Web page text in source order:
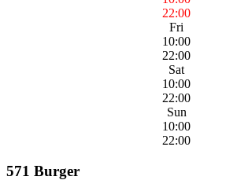
22:00
Fri
10:00
22:00
Sat
10:00
22:00
Sun
10:00
22:00
571 Burger